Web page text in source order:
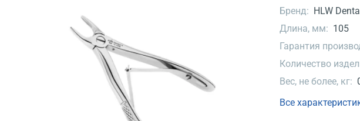
Бренд: HLW
Длина, мм: 105
Гарантия
Количество
Вес, не более, кг:
Все